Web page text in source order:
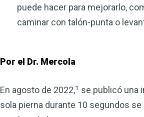
puede hacer para mejorarlo,
caminar con talón-punta o
Por el Dr. Mercola
En agosto de 2022,1 se publicó una
sola pierna durante 10 segundos